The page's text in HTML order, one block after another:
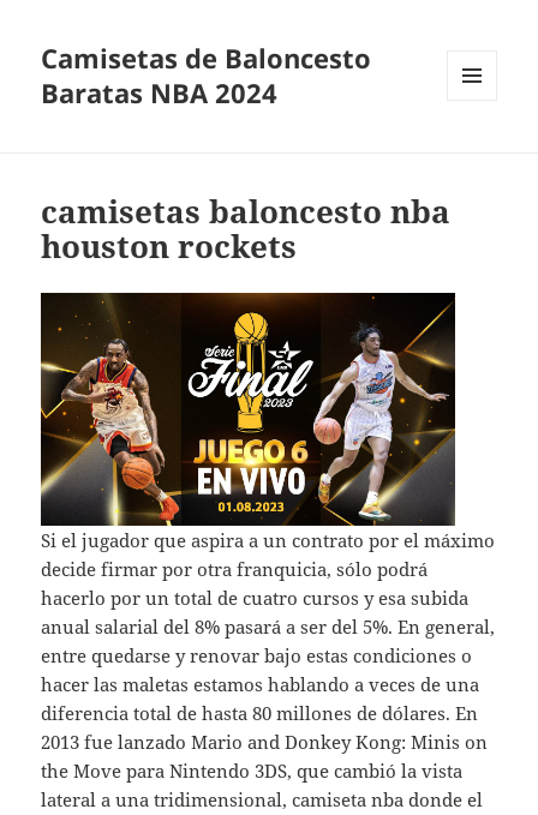
Camisetas de Baloncesto
Baratas NBA 2024
camisetas baloncesto nba
houston rockets
Si el jugador que aspira a un contrato por el máximo
decide firmar por otra franquicia, sólo podrá
hacerlo por un total de cuatro cursos y esa subida
anual salarial del 8% pasará a ser del 5%. En general,
entre quedarse y renovar bajo estas condiciones o
hacer las maletas estamos hablando a veces de una
diferencia total de hasta 80 millones de dólares. En
2013 fue lanzado Mario and Donkey Kong: Minis on
the Move para Nintendo 3DS, que cambió la vista
lateral a una tridimensional, camiseta nba donde el